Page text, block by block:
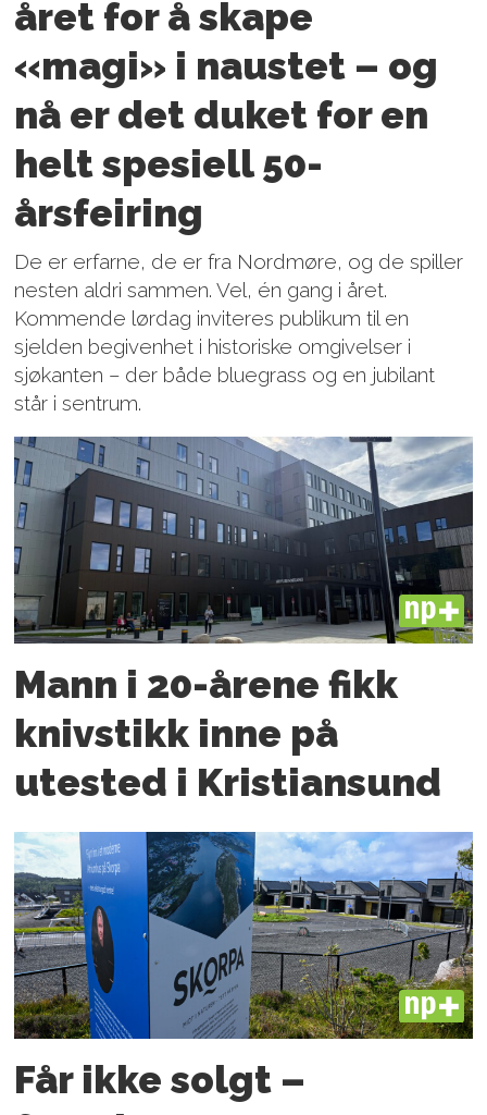
året for å skape
«magi» i naustet – og
nå er det duket for en
helt spesiell 50-
årsfeiring
De er erfarne, de er fra Nordmøre, og de spiller
nesten aldri sammen. Vel, én gang i året.
Kommende lørdag inviteres publikum til en
sjelden begivenhet i historiske omgivelser i
sjøkanten – der både bluegrass og en jubilant
står i sentrum.
PLUS
Mann i 20-årene fikk
knivstikk inne på
utested i Kristiansund
PLUS
Får ikke solgt –